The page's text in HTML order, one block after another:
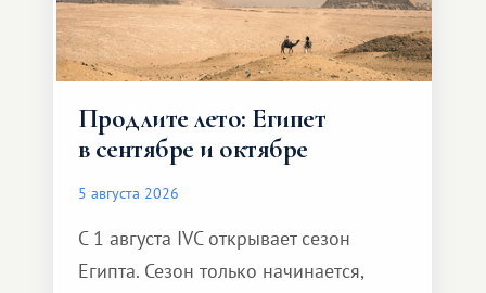
Продлите лето: Египет
в сентябре и октябре
5 августа 2026
С 1 августа IVC открывает сезон
Египта. Сезон только начинается,